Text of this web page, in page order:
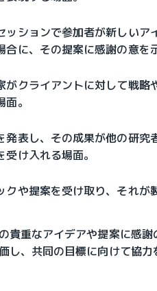
ッションで参加者が新しいア
に、その提案に感謝の意を
がクライアントに対して戦略
。
発表し、その成果が他の研究
け入れる場面。
クや提案を受け取り、それが
貴重なアイデアや提案に感
し、共同の目標に向けて協